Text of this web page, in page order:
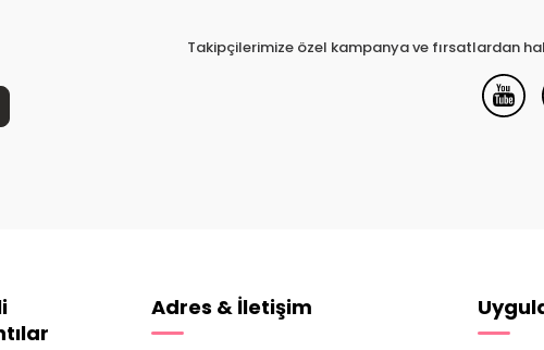
Takipçilerimize özel kampanya ve fırsatlardan
Adres & İletişim